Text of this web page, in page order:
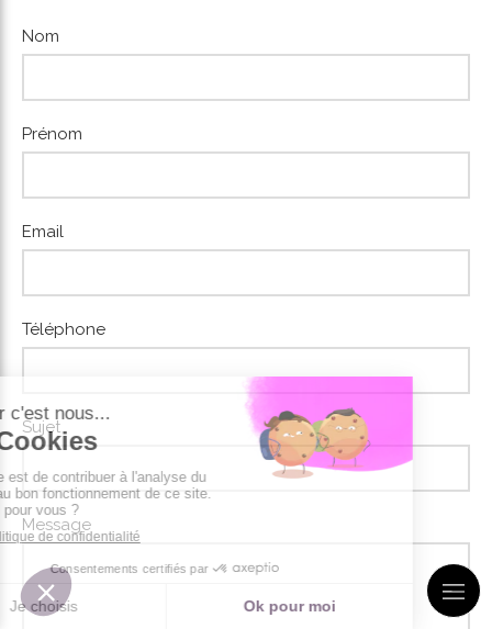
Nom
Prénom
Email
Téléphone
Sujet
Message